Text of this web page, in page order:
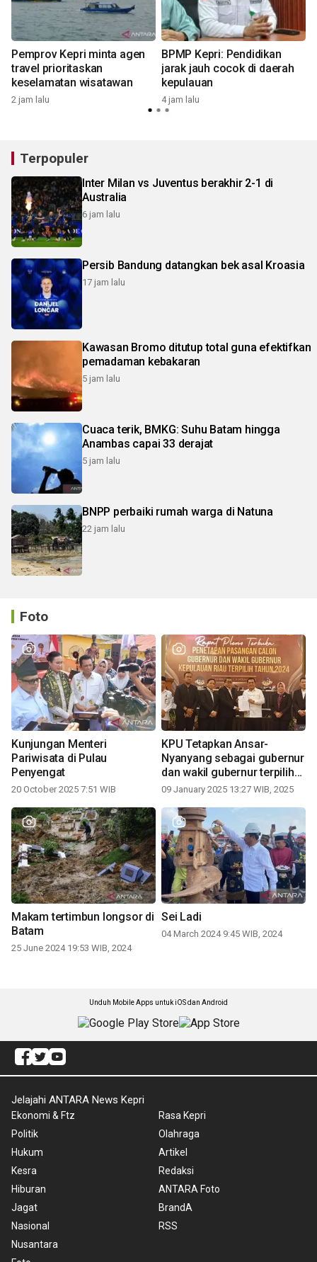
Pemprov Kepri minta agen
travel prioritaskan
keselamatan wisatawan
2 jam lalu
BPMP Kepri: Pendidikan
jarak jauh cocok di daerah
kepulauan
4 jam lalu
Terpopuler
Inter Milan vs Juventus berakhir 2-1 di
Australia
6 jam lalu
Persib Bandung datangkan bek asal Kroasia
17 jam lalu
Kawasan Bromo ditutup total guna efektifkan
pemadaman kebakaran
5 jam lalu
Cuaca terik, BMKG: Suhu Batam hingga
Anambas capai 33 derajat
5 jam lalu
BNPP perbaiki rumah warga di Natuna
22 jam lalu
Foto
Kunjungan Menteri
Pariwisata di Pulau
Penyengat
20 October 2025 7:51 WIB
KPU Tetapkan Ansar-
Nyanyang sebagai gubernur
dan wakil gubernur terpilih
periode 2025-2030
09 January 2025 13:27 WIB, 2025
Makam tertimbun longsor di
Batam
25 June 2024 19:53 WIB, 2024
Sei Ladi
04 March 2024 9:45 WIB, 2024
Unduh Mobile Apps untuk iOS dan Android
Jelajahi ANTARA News Kepri
Ekonomi & Ftz
Politik
Hukum
Kesra
Hiburan
Jagat
Nasional
Nusantara
Rasa Kepri
Olahraga
Artikel
Redaksi
ANTARA Foto
BrandA
RSS